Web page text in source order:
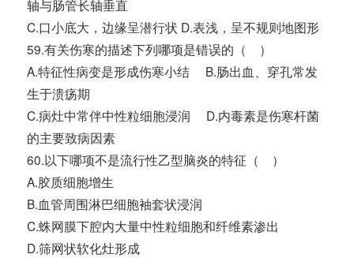
轴与肠管长轴垂直
C.口小底大，边缘呈潜行状 D.表浅，呈不规则地图形
59.有关伤寒的描述下列哪项是错误的（ ）
A.特征性病变是形成伤寒小结 B.肠出血、穿孔常发
生于溃疡期
C.病灶中常伴中性粒细胞浸润 D.内毒素是伤寒杆菌
的主要致病因素
60.以下哪项不是流行性乙型脑炎的特征（ ）
A.胶质细胞增生
B.血管周围淋巴细胞袖套状浸润
C.蛛网膜下腔内大量中性粒细胞和纤维素渗出
D.筛网状软化灶形成